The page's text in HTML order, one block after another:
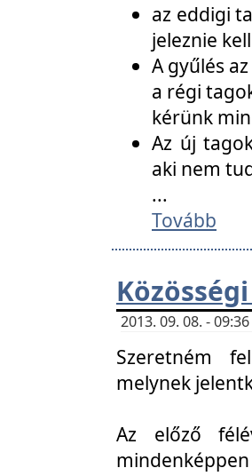
az eddigi
jeleznie
A gyűlés
a régi
kérünk
Az új
aki nem
...
Tovább
2013. 09. 08. -
Szeretném
melynek
Az előző